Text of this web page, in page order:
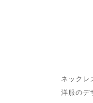
ネックレ
洋服のデ